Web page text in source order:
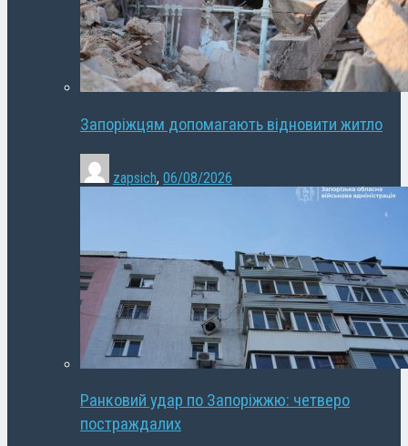
Запоріжцям допомагають відновити житло
zapsich, 06/08/2026
Ранковий удар по Запоріжжю: четверо
постраждалих